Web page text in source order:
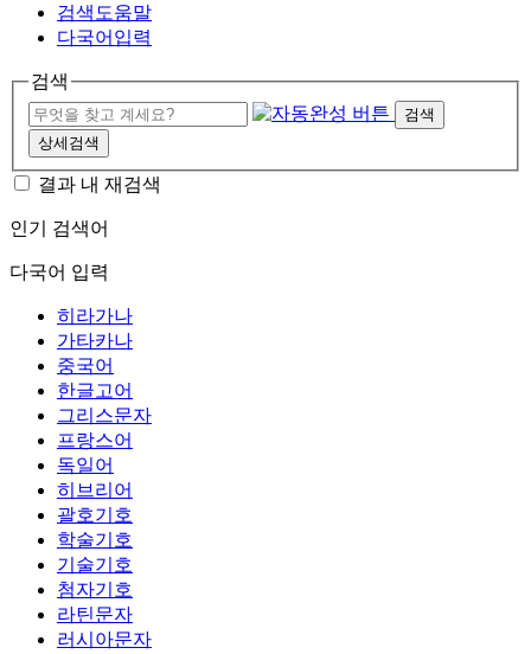
검색도움말
다국어입력
검색
검색
상세검색
결과 내 재검색
인기 검색어
다국어 입력
히라가나
가타카나
중국어
한글고어
그리스문자
프랑스어
독일어
히브리어
괄호기호
학술기호
기술기호
첨자기호
라틴문자
러시아문자